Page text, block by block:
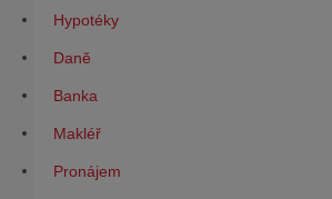
Hypotéky
Daně
Banka
Makléř
Pronájem